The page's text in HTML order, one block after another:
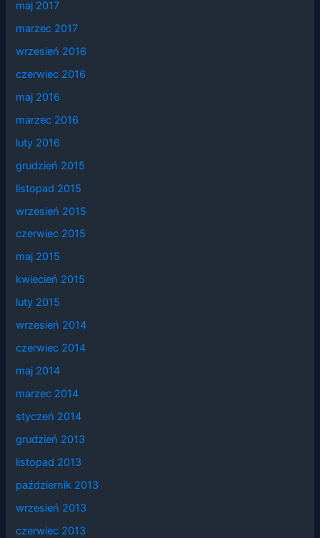
maj 2017
marzec 2017
wrzesień 2016
czerwiec 2016
maj 2016
marzec 2016
luty 2016
grudzień 2015
listopad 2015
wrzesień 2015
czerwiec 2015
maj 2015
kwiecień 2015
luty 2015
wrzesień 2014
czerwiec 2014
maj 2014
marzec 2014
styczeń 2014
grudzień 2013
listopad 2013
październik 2013
wrzesień 2013
czerwiec 2013